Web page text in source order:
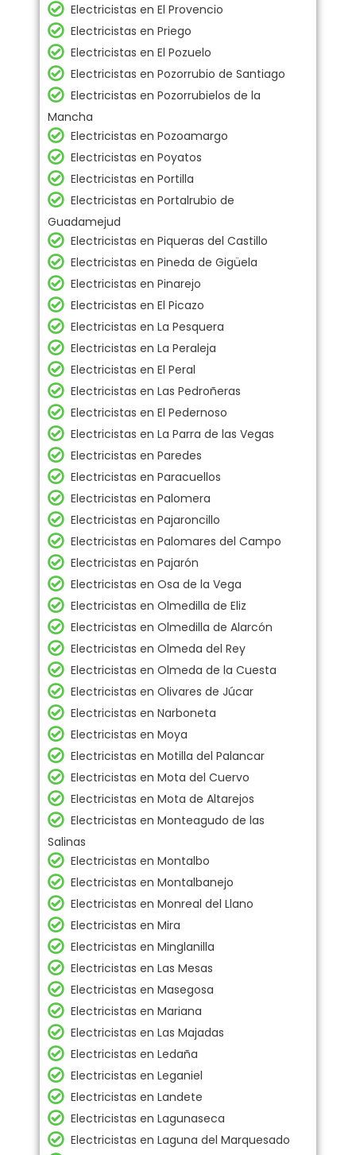
Electricistas en El Provencio
Electricistas en Priego
Electricistas en El Pozuelo
Electricistas en Pozorrubio de Santiago
Electricistas en Pozorrubielos de la
Mancha
Electricistas en Pozoamargo
Electricistas en Poyatos
Electricistas en Portilla
Electricistas en Portalrubio de
Guadamejud
Electricistas en Piqueras del Castillo
Electricistas en Pineda de Gigüela
Electricistas en Pinarejo
Electricistas en El Picazo
Electricistas en La Pesquera
Electricistas en La Peraleja
Electricistas en El Peral
Electricistas en Las Pedroñeras
Electricistas en El Pedernoso
Electricistas en La Parra de las Vegas
Electricistas en Paredes
Electricistas en Paracuellos
Electricistas en Palomera
Electricistas en Pajaroncillo
Electricistas en Palomares del Campo
Electricistas en Pajarón
Electricistas en Osa de la Vega
Electricistas en Olmedilla de Eliz
Electricistas en Olmedilla de Alarcón
Electricistas en Olmeda del Rey
Electricistas en Olmeda de la Cuesta
Electricistas en Olivares de Júcar
Electricistas en Narboneta
Electricistas en Moya
Electricistas en Motilla del Palancar
Electricistas en Mota del Cuervo
Electricistas en Mota de Altarejos
Electricistas en Monteagudo de las
Salinas
Electricistas en Montalbo
Electricistas en Montalbanejo
Electricistas en Monreal del Llano
Electricistas en Mira
Electricistas en Minglanilla
Electricistas en Las Mesas
Electricistas en Masegosa
Electricistas en Mariana
Electricistas en Las Majadas
Electricistas en Ledaña
Electricistas en Leganiel
Electricistas en Landete
Electricistas en Lagunaseca
Electricistas en Laguna del Marquesado